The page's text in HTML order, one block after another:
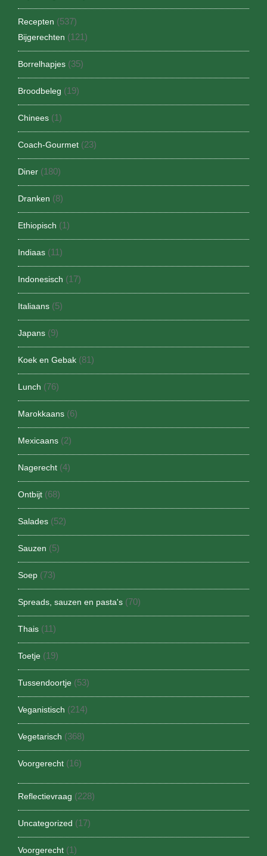
Recepten (537)
Bijgerechten (121)
Borrelhapjes (35)
Broodbeleg (19)
Chinees (1)
Coach-Gourmet (23)
Diner (180)
Dranken (8)
Ethiopisch (1)
Indiaas (11)
Indonesisch (17)
Italiaans (5)
Japans (9)
Koek en Gebak (81)
Lunch (76)
Marokkaans (6)
Mexicaans (2)
Nagerecht (4)
Ontbijt (68)
Salades (52)
Sauzen (5)
Soep (73)
Spreads, sauzen en pasta's (70)
Thais (11)
Toetje (19)
Tussendoortje (53)
Veganistisch (214)
Vegetarisch (368)
Voorgerecht (16)
Reflectievraag (228)
Uncategorized (17)
Voorgerecht (1)